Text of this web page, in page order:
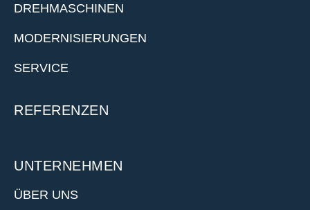
DREHMASCHINEN
MODERNISIERUNGEN
SERVICE
REFERENZEN
UNTERNEHMEN
ÜBER UNS